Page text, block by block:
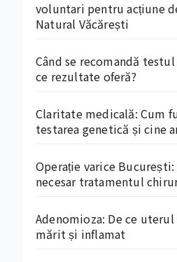
voluntari pentru acțiune
Natural Văcărești
Când se recomandă
ce rezultate oferă?
Claritate medicală: Cum
testarea genetică și cine
Operație varice
necesar tratamentul
Adenomioza: De ce
mărit și inflamat